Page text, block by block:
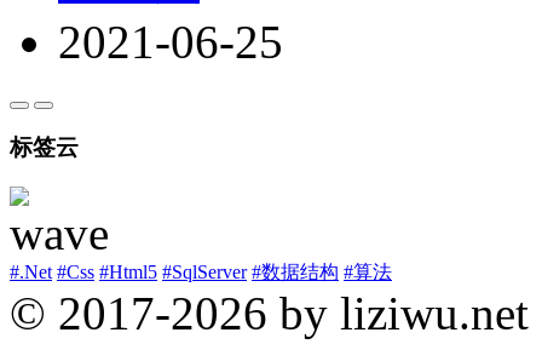
2021-06-25
标签云
#.Net #Css #Html5 #SqlServer #数据结构 #算法
© 2017-2026 by liziwu.net